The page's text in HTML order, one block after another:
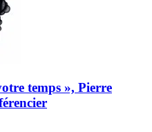
temps », Pierre